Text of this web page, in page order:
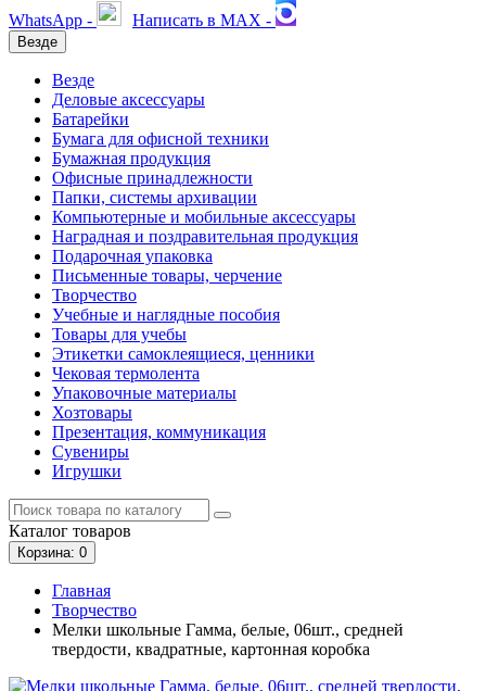
WhatsApp - Написать в MAX -
Везде
Везде
Деловые аксессуары
Батарейки
Бумага для офисной техники
Бумажная продукция
Офисные принадлежности
Папки, системы архивации
Компьютерные и мобильные аксессуары
Наградная и поздравительная продукция
Подарочная упаковка
Письменные товары, черчение
Творчество
Учебные и наглядные пособия
Товары для учебы
Этикетки самоклеящиеся, ценники
Чековая термолента
Упаковочные материалы
Хозтовары
Презентация, коммуникация
Сувениры
Игрушки
Каталог товаров
Корзина: 0
Главная
Творчество
Мелки школьные Гамма, белые, 06шт., средней
твердости, квадратные, картонная коробка